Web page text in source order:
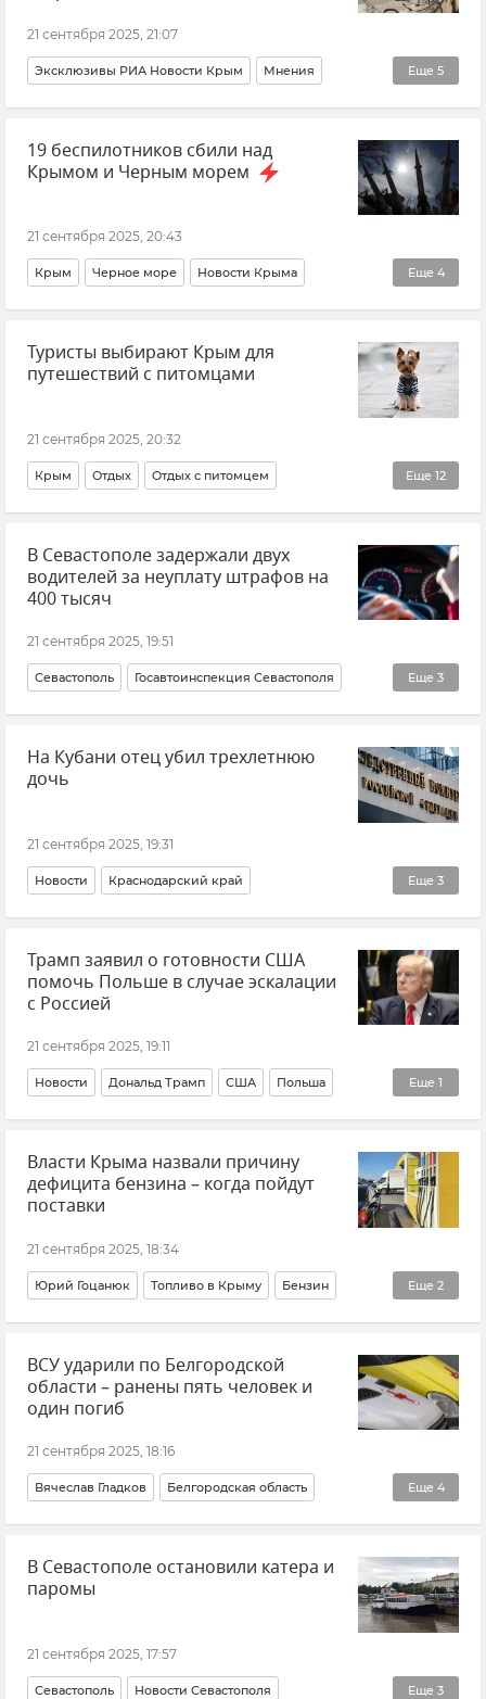
21 сентября 2025, 21:07
Еще 5
Эксклюзивы РИА Новости Крым Мнения
Афганистан США Дмитрий Журавлев
Дональд Трамп Ближний Восток
19 беспилотников сбили над
Крымом и Черным морем
21 сентября 2025, 20:43
Еще 4
Крым Черное море Новости Крыма
Белгородская область ПВО
Вооруженные силы России
Туристы выбирают Крым для
путешествий с питомцами
21 сентября 2025, 20:32
Еще 12
Крым Отдых Отдых с питомцем
Отдых в Крыму Туризм Туризм в Крыму
Общество Животные Алушта Ялта
Феодосия Евпатория Севастополь
Новости Крыма
В Севастополе задержали двух
водителей за неуплату штрафов на
400 тысяч
21 сентября 2025, 19:51
Еще 3
Севастополь Госавтоинспекция Севастополя
Новости Севастополя Штрафы Автомобиль
На Кубани отец убил трехлетнюю
дочь
21 сентября 2025, 19:31
Еще 3
Новости Краснодарский край
СК РФ (Следственный комитет Российской Федерации)
Происшествия Убийство
Трамп заявил о готовности США
помочь Польше в случае эскалации
с Россией
21 сентября 2025, 19:11
Еще 1
Новости Дональд Трамп США Польша
Прибалтика
Власти Крыма назвали причину
дефицита бензина – когда пойдут
поставки
21 сентября 2025, 18:34
Еще 2
Юрий Гоцанюк Топливо в Крыму Бензин
Новости Крыма Крым
ВСУ ударили по Белгородской
области – ранены пять человек и
один погиб
21 сентября 2025, 18:16
Еще 4
Вячеслав Гладков Белгородская область
Новости Происшествия
ВСУ (Вооруженные силы Украины)
В Севастополе остановили катера и
паромы
21 сентября 2025, 17:57
Еще 3
Севастополь Новости Севастополя